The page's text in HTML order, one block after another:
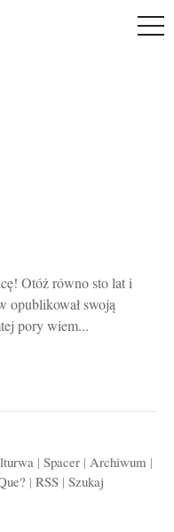
Otóż równo sto lat i
opublikował swoją
pory wiem...
| Spacer| Archiwum |
| RSS| Szukaj